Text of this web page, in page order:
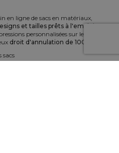
en ligne de sacs en matériaux,
et tailles prêts à l'emploi.Nous
personnalisées sur les sacs. En
droit d'annulation de 100 jours !
sacs